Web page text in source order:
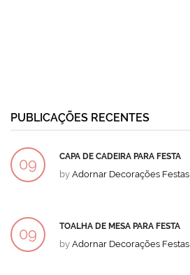
PUBLICAÇÕES RECENTES
09 CAPA DE CADEIRA PARA FESTA
by Adornar Decorações Festas
09 TOALHA DE MESA PARA FESTA
by Adornar Decorações Festas